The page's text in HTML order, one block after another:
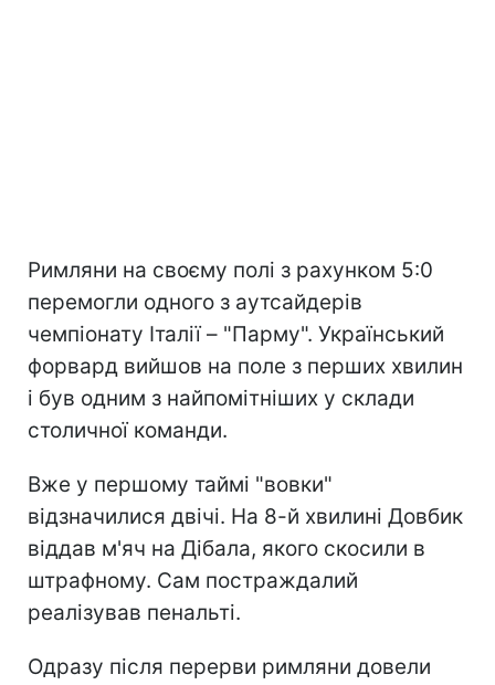
Римляни на своєму полі з рахунком 5:0
перемогли одного з аутсайдерів
чемпіонату Італії – "Парму". Український
форвард вийшов на поле з перших хвилин
і був одним з найпомітніших у склади
столичної команди.
Вже у першому таймі "вовки"
відзначилися двічі. На 8-й хвилині Довбик
віддав м'яч на Дібала, якого скосили в
штрафному. Сам постраждалий
реалізував пенальті.
Одразу після перерви римляни довели